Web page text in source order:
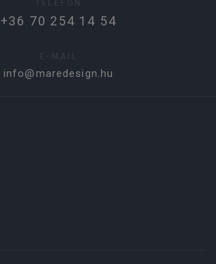
+36 70 254 14 54
info@maredesign.hu